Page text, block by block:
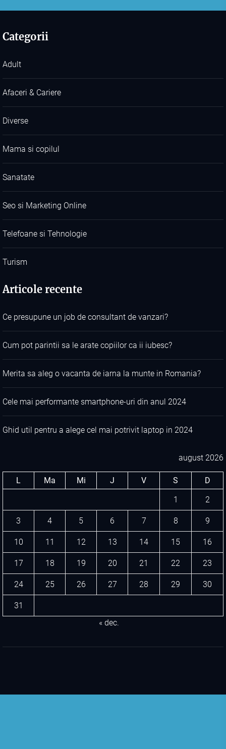
Categorii
Adult
Afaceri & Cariere
Diverse
Mama si copilul
Sanatate
Seo si Marketing Online
Telefoane si Tehnologie
Turism
Articole recente
Ce presupune un job de consultant de vanzari?
Cum pot parintii sa le arate copiilor ca ii iubesc?
Merita sa aleg o vacanta de iarna la munte in Romania?
Cele mai performante smartphone-uri din anul 2024
Ghid util pentru a alege cel mai potrivit laptop in 2024
august 2026
L Ma Mi J V S
D
1
2
3 4 5 6 7 8 9
10 11 12 13 14 15 16
17 18 19 20 21 22 23
24 25 26 27 28 29 30
31
« dec.